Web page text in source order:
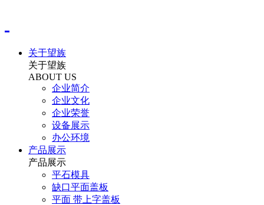
关于望族
关于望族
ABOUT US
企业简介
企业文化
企业荣誉
设备展示
办公环境
产品展示
产品展示
平石模具
缺口平面盖板
平面 带上字盖板